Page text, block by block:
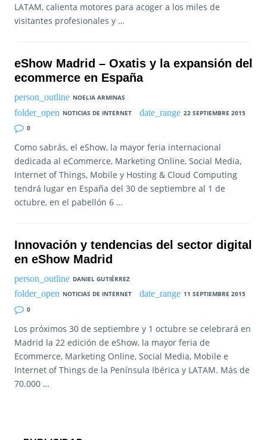
LATAM, calienta motores para acoger a los miles de
visitantes profesionales y …
eShow Madrid – Oxatis y la expansión del
ecommerce en España
NOELIA ARMINAS
NOTICIAS DE INTERNET
22 SEPTIEMBRE 2015
0
Como sabrás, el eShow, la mayor feria internacional
dedicada al eCommerce, Marketing Online, Social Media,
Internet of Things, Mobile y Hosting & Cloud Computing
tendrá lugar en España del 30 de septiembre al 1 de
octubre, en el pabellón 6 …
Innovación y tendencias del sector digital
en eShow Madrid
DANIEL GUTIÉRREZ
NOTICIAS DE INTERNET
11 SEPTIEMBRE 2015
0
Los próximos 30 de septiembre y 1 octubre se celebrará en
Madrid la 22 edición de eShow, la mayor feria de
Ecommerce, Marketing Online, Social Media, Mobile e
Internet of Things de la Península Ibérica y LATAM. Más de
70.000 …